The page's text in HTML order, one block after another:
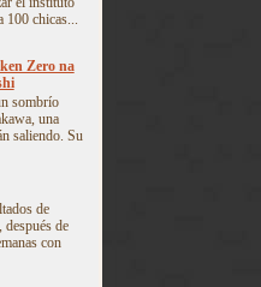
100 chicas...
Zero na
sombrío
una
saliendo. Su
de
de
con